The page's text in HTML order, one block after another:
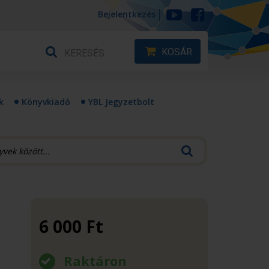
Bejelentkezés
KOSÁR
Könyvkiadó YBL Jegyzetbolt
6 000 Ft
Raktáron